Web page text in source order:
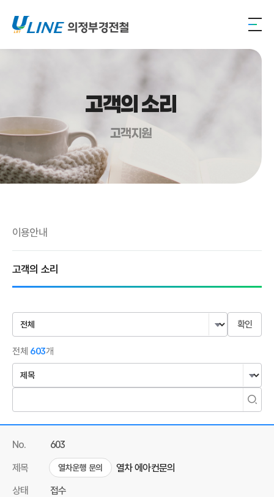
고객의 소리
고객지원
이용안내
고객의 소리
전체 603개
No.
603
제목
열차운행 문의
열차 에아컨문의
상태
접수